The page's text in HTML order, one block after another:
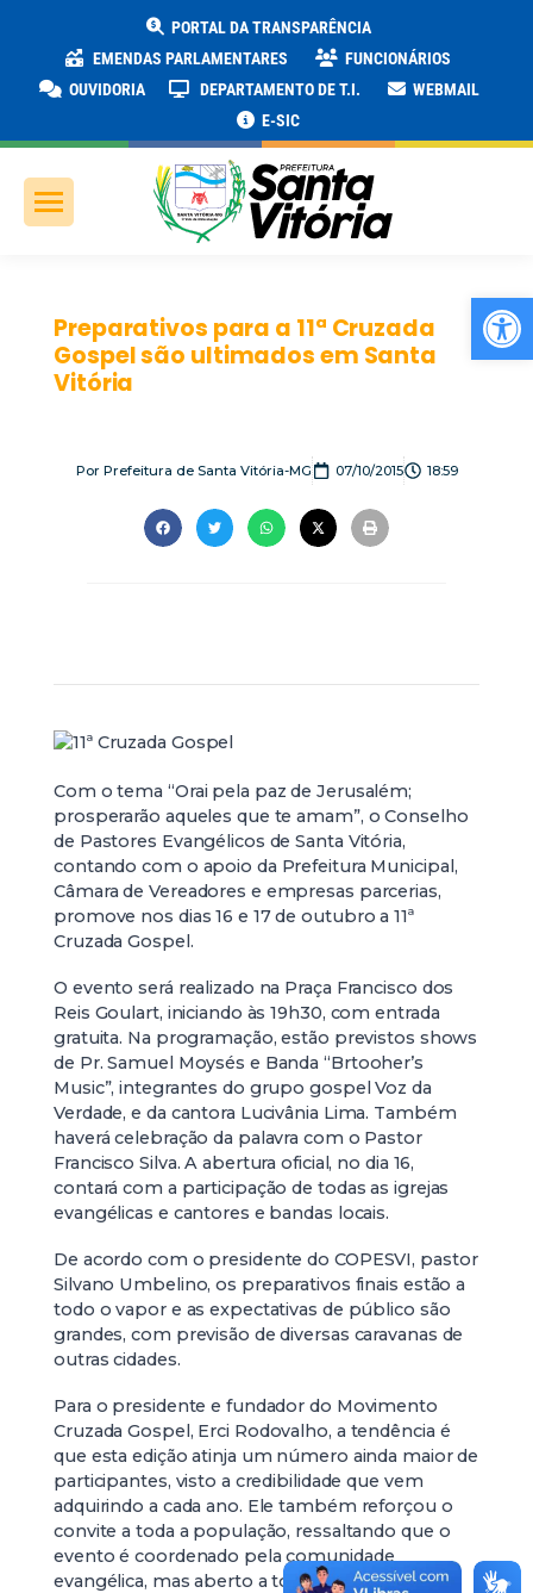
PORTAL DA TRANSPARÊNCIA
EMENDAS PARLAMENTARES
FUNCIONÁRIOS
OUVIDORIA
DEPARTAMENTO DE T.I.
WEBMAIL
E-SIC
Preparativos para a 11ª Cruzada
Gospel são ultimados em Santa
Vitória
PorPrefeitura de Santa Vitória-MG 07/10/2015 18:59
Com o tema “Orai pela paz de Jerusalém;
prosperarão aqueles que te amam”, o Conselho
de Pastores Evangélicos de Santa Vitória,
contando com o apoio da Prefeitura Municipal,
Câmara de Vereadores e empresas parcerias,
promove nos dias 16 e 17 de outubro a 11ª
Cruzada Gospel.
O evento será realizado na Praça Francisco dos
Reis Goulart, iniciando às 19h30, com entrada
gratuita. Na programação, estão previstos shows
de Pr. Samuel Moysés e Banda “Brtooher’s
Music”, integrantes do grupo gospel Voz da
Verdade, e da cantora Lucivânia Lima. Também
haverá celebração da palavra com o Pastor
Francisco Silva. A abertura oficial, no dia 16,
contará com a participação de todas as igrejas
evangélicas e cantores e bandas locais.
De acordo com o presidente do COPESVI, pastor
Silvano Umbelino, os preparativos finais estão a
todo o vapor e as expectativas de público são
grandes, com previsão de diversas caravanas de
outras cidades.
Para o presidente e fundador do Movimento
Cruzada Gospel, Erci Rodovalho, a tendência é
que esta edição atinja um número ainda maior de
participantes, visto a credibilidade que vem
adquirindo a cada ano. Ele também reforçou o
convite a toda a população, ressaltando que o
evento é coordenado pela comunidade
evangélica, mas aberto a todas as pessoas que